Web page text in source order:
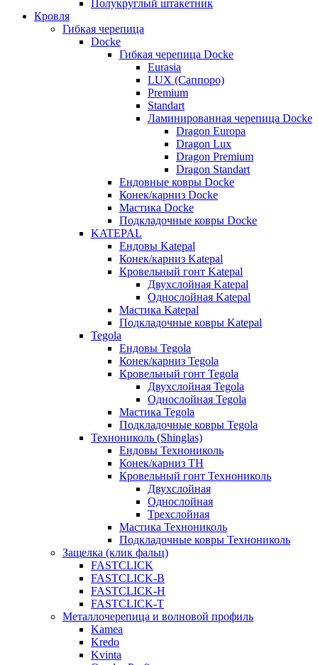
Полукруглый штакетник
Кровля
Гибкая черепица
Docke
Гибкая черепица Docke
Eurasia
LUX (Саппоро)
Premium
Standart
Ламинированная черепица Docke
Dragon Europa
Dragon Lux
Dragon Premium
Dragon Standart
Ендовные ковры Docke
Конек/карниз Docke
Мастика Docke
Подкладочные ковры Docke
KATEPAL
Ендовы Katepal
Конек/карниз Katepal
Кровельный гонт Katepal
Двухслойная Katepal
Однослойная Katepal
Мастика Katepal
Подкладочные ковры Katepal
Tegola
Ендовы Tegola
Конек/карниз Tegola
Кровельный гонт Tegola
Двухслойная Tegola
Однослойная Tegola
Мастика Tegola
Подкладочные ковры Tegola
Технониколь (Shinglas)
Ендовы Технониколь
Конек/карниз ТН
Кровельный гонт Технониколь
Двухслойная
Однослойная
Трехслойная
Мастика Технониколь
Подкладочные ковры Технониколь
Защелка (клик фальц)
FASTCLICK
FASTCLICK-B
FASTCLICK-H
FASTCLICK-T
Металлочерепица и волновой профиль
Kamea
Kredo
Kvinta